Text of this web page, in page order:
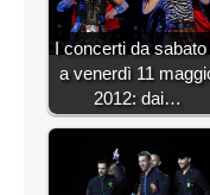
I concerti da sabato
a venerdì 11
2012: dai…